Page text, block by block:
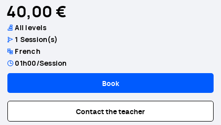
40,00 €
All levels
1 Session(s)
French
01h00/Session
Book
Contact the teacher